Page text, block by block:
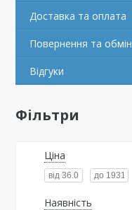
Доставка та оплата
Повернення та обмін
Відгуки
Фільтри
Ціна
Наявність